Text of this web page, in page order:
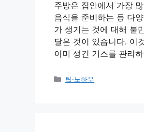
주방은 집안에서 가장
음식을 준비하는 등 다
가 생기는 것에 대해 불
달은 것이 있습니다. 이
이미 생긴 기스를 관리
Categories
팁·노하우